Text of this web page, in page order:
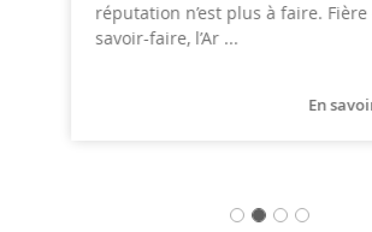
réputation n’est plus à faire. Fière
savoir-faire, l’Ar ...
En